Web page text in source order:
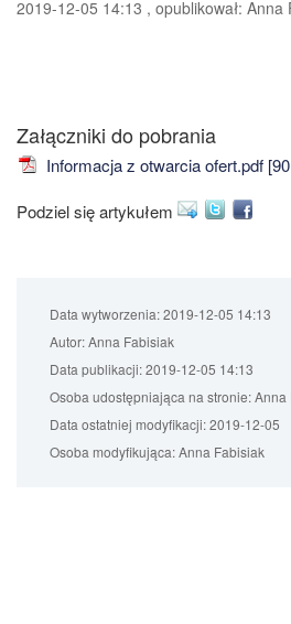
2019-12-05 14:13 , opublikował: Anna
Załączniki do pobrania
Informacja z otwarcia ofert.pdf
Podziel się artykułem
Data wytworzenia:2019-12-05 14:13
Autor:Anna Fabisiak
Data publikacji:2019-12-05 14:13
Osoba udostępniająca na stronie:Anna
Data ostatniej modyfikacji:2019-12-05
Osoba modyfikująca:Anna Fabisiak